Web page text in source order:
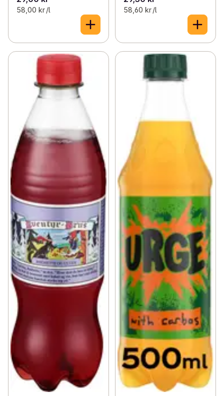
58,00 kr /l 58,60 kr /l